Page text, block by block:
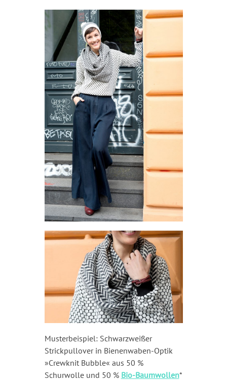
Musterbeispiel: Schwarzweißer
Strickpullover in Bienenwaben-Optik
»Crewknit Bubble« aus 50 %
Schurwolle und 50 % Bio-Baumwollen*